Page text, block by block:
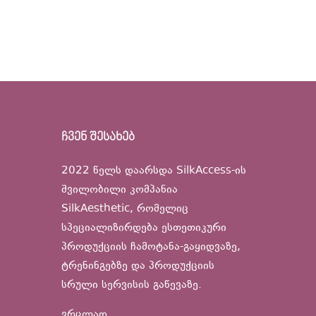
ჩვენ შესახებ
2022 წელს დაარსდა SilkAccess-ის
შვილობილი კომპანია
SilkAesthetic, რომელიც
სპეციალიზირდება ესთეთიკური
პროდუქციის ჩამოტანა-გაყიდვაზე,
ტრენინგებზე და პროდუქციის
სრული სერვისის გაწევაზე.